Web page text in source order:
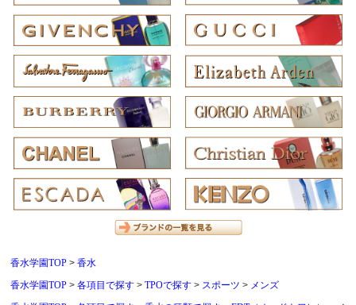
香水学園TOP
香水
香水学園TOP
各項目で探す TPOで探す スポーツ
メンズ